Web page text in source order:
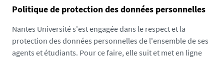
Politique de protection des données personnelles
Nantes Université s'est engagée dans le respect et la
protection des données personnelles de l'ensemble de ses
agents et étudiants. Pour ce faire, elle suit et met en ligne